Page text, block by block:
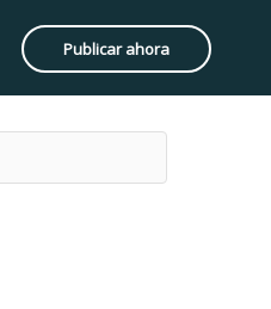
Publicar ahora